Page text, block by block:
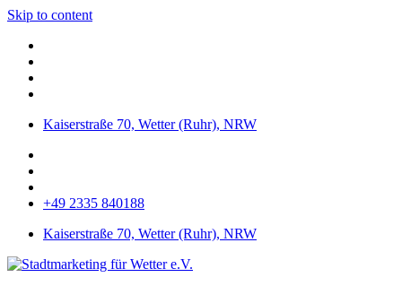
Skip to content
Kaiserstraße 70, Wetter (Ruhr), NRW
+49 2335 840188
Kaiserstraße 70, Wetter (Ruhr), NRW